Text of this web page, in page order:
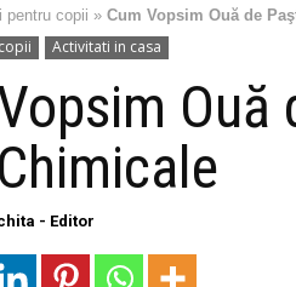
pentru copii » Cum Vopsim Ouă de
Activitati in casa
- Editor